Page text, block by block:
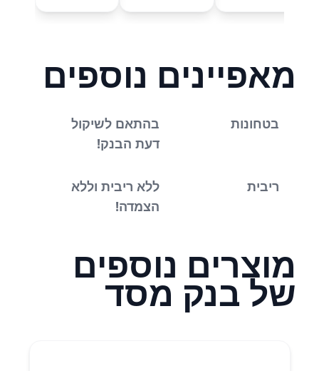
מאפיינים נוספים
בטחונות
בהתאם לשיקול
דעת הבנק!
ריבית
ללא ריבית וללא
הצמדה!
מוצרים נוספים
של בנק מסד